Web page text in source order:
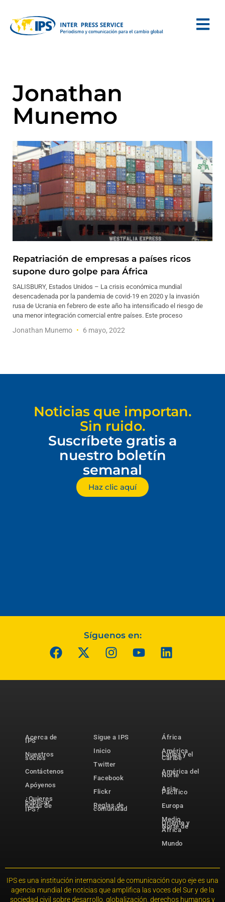
Jonathan
Munemo
Repatriación de empresas a países ricos
supone duro golpe para África
SALISBURY, Estados Unidos – La crisis económica mundial
desencadenada por la pandemia de covid-19 en 2020 y la invasión
rusa de Ucrania en febrero de este año ha intensificado el riesgo de
una menor integración comercial entre países. Este proceso
Jonathan Munemo 6 mayo, 2022
Noticias que importan.
Sin ruido.
Suscríbete gratis a
nuestro boletín
semanal
Haz clic aquí
Síguenos en:
Acerca de
IPS
Nuestros
socios
Contáctenos
Apóyenos
¿Quieres
publicar
notas de
IPS?
Sigue a IPS
Inicio
Twitter
Facebook
Flickr
Reglas de
comunidad
África
América
Latina y el
Caribe
América del
Norte
Asia-
Pacífico
Europa
Medio
Oriente y
Norte de
África
Mundo
IPS es una institución internacional de comunicación cuyo eje es una
agencia mundial de noticias que amplifica las voces del Sur y de la
sociedad civil sobre desarrollo, globalización, derechos humanos y